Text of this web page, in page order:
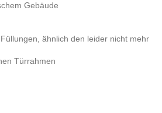
Gebäude
ähnlich den leider nicht mehr
Türrahmen